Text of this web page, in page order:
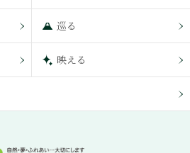
巡る
映える